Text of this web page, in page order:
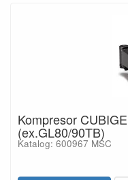
Kompresor
(ex.GL80/90TB)
Katalog: 600967 MSC